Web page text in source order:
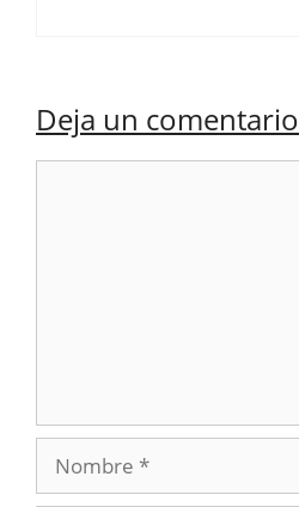
Deja un comentario
Nombre